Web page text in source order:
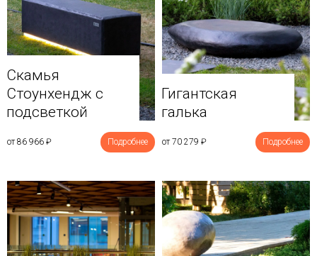
Скамья
Стоунхендж с
подсветкой
от 86 966 ₽ Подробнее
Гигантская
галька
от 70 279 ₽ Подробнее